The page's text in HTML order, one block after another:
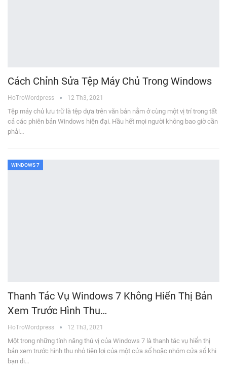
Cách Chỉnh Sửa Tệp Máy Chủ Trong Windows
HoTroWordpress 12 Th3, 2021
Tệp máy chủ lưu trữ là tệp dựa trên văn bản nằm ở cùng một vị trí trong tất
cả các phiên bản Windows hiện đại. Hầu hết mọi người không bao giờ cần
phải…
WINDOWS 7
Thanh Tác Vụ Windows 7 Không Hiển Thị Bản
Xem Trước Hình Thu…
HoTroWordpress 12 Th3, 2021
Một trong những tính năng thú vị của Windows 7 là thanh tác vụ hiển thị
bản xem trước hình thu nhỏ tiện lợi của một cửa sổ hoặc nhóm cửa sổ khi
bạn di…